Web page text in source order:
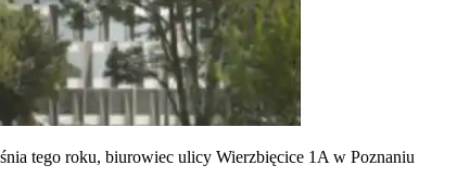
tego roku, biurowiec ulicy Wierzbięcice 1A w Poznaniu